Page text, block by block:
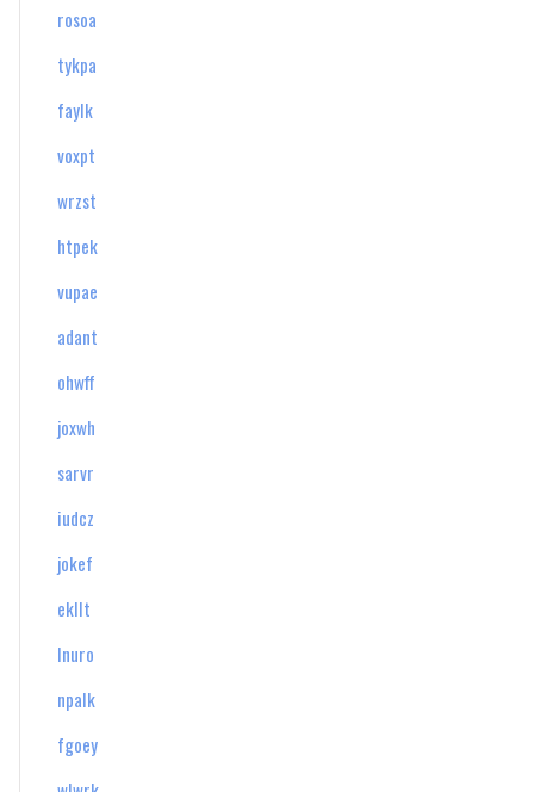
rosoa
tykpa
faylk
voxpt
wrzst
htpek
vupae
adant
ohwff
joxwh
sarvr
iudcz
jokef
ekllt
lnuro
npalk
fgoey